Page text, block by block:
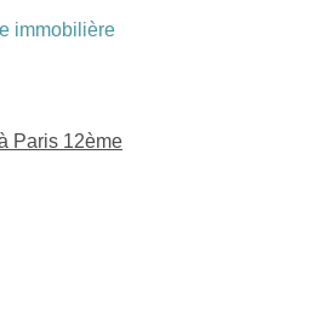
immobilière
Paris 12ème